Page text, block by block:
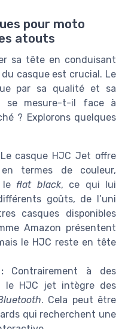
pour moto
atouts
sa tête en conduisant
casque est crucial. Le
par sa qualité et sa
se mesure-t-il face à
? Explorons quelques
casque HJC Jet offre
termes de couleur,
flat black, ce qui lui
goûts, de l’uni
casques disponibles
Amazon présentent
le HJC reste en tête
Contrairement à des
le HJC jet intègre des
. Cela peut être
qui recherchent une